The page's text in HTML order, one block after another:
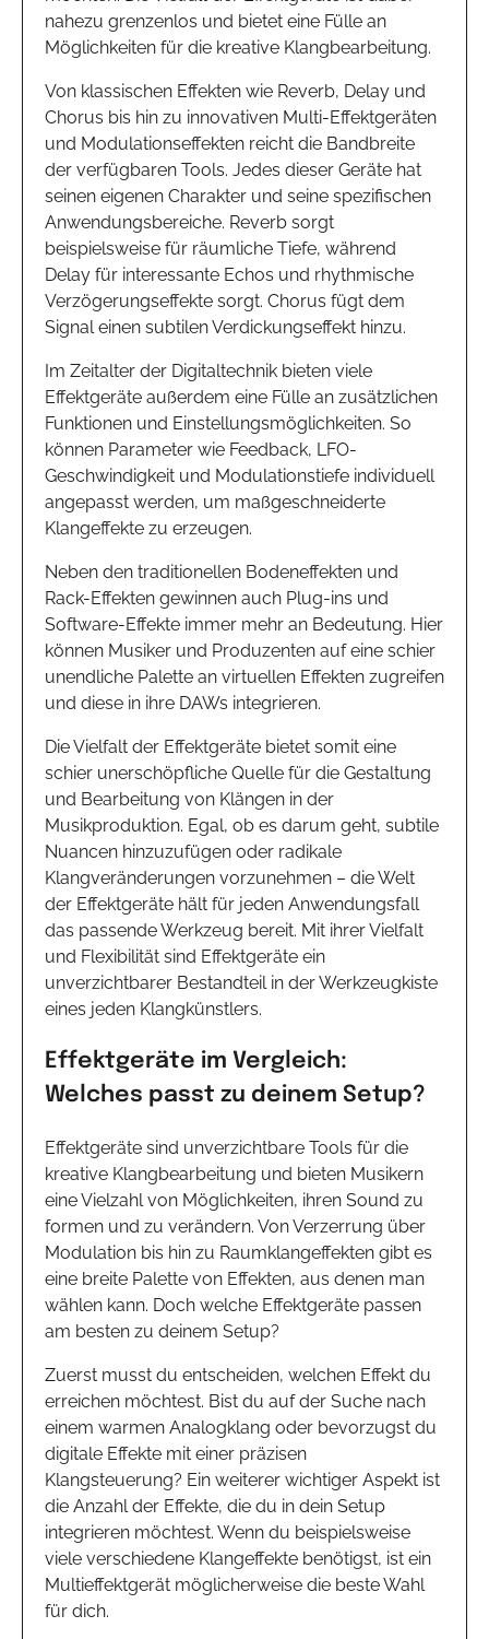
nahezu grenzenlos und bietet eine Fülle an
Möglichkeiten für die kreative Klangbearbeitung.
Von klassischen Effekten wie Reverb, Delay und
Chorus bis hin zu innovativen Multi-Effektgeräten
und Modulationseffekten reicht die Bandbreite
der verfügbaren Tools. Jedes dieser Geräte hat
seinen eigenen Charakter und seine spezifischen
Anwendungsbereiche. Reverb sorgt
beispielsweise für räumliche Tiefe, während
Delay für interessante Echos und rhythmische
Verzögerungseffekte sorgt. Chorus fügt dem
Signal einen subtilen Verdickungseffekt hinzu.
Im Zeitalter der Digitaltechnik bieten viele
Effektgeräte außerdem eine Fülle an zusätzlichen
Funktionen und Einstellungsmöglichkeiten. So
können Parameter wie Feedback, LFO-
Geschwindigkeit und Modulationstiefe individuell
angepasst werden, um maßgeschneiderte
Klangeffekte zu erzeugen.
Neben den traditionellen Bodeneffekten und
Rack-Effekten gewinnen auch Plug-ins und
Software-Effekte immer mehr an Bedeutung. Hier
können Musiker und Produzenten auf eine schier
unendliche Palette an virtuellen Effekten zugreifen
und diese in ihre DAWs integrieren.
Die Vielfalt der Effektgeräte bietet somit eine
schier unerschöpfliche Quelle für die Gestaltung
und Bearbeitung von Klängen in der
Musikproduktion. Egal, ob es darum geht, subtile
Nuancen hinzuzufügen oder radikale
Klangveränderungen vorzunehmen – die Welt
der Effektgeräte hält für jeden Anwendungsfall
das passende Werkzeug bereit. Mit ihrer Vielfalt
und Flexibilität sind Effektgeräte ein
unverzichtbarer Bestandteil in der Werkzeugkiste
eines jeden Klangkünstlers.
Effektgeräte im Vergleich:
Welches passt zu deinem Setup?
Effektgeräte sind unverzichtbare Tools für die
kreative Klangbearbeitung und bieten Musikern
eine Vielzahl von Möglichkeiten, ihren Sound zu
formen und zu verändern. Von Verzerrung über
Modulation bis hin zu Raumklangeffekten gibt es
eine breite Palette von Effekten, aus denen man
wählen kann. Doch welche Effektgeräte passen
am besten zu deinem Setup?
Zuerst musst du entscheiden, welchen Effekt du
erreichen möchtest. Bist du auf der Suche nach
einem warmen Analogklang oder bevorzugst du
digitale Effekte mit einer präzisen
Klangsteuerung? Ein weiterer wichtiger Aspekt ist
die Anzahl der Effekte, die du in dein Setup
integrieren möchtest. Wenn du beispielsweise
viele verschiedene Klangeffekte benötigst, ist ein
Multieffektgerät möglicherweise die beste Wahl
für dich.